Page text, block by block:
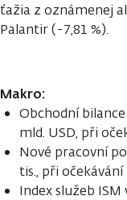
ťažia z oznámenej
Palantir (-7,81 %).
Makro:
Obchodní
mld. USD, při
Nové pracovní
tis., při očekávání
Index služeb